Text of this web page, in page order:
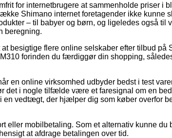
for internetbrugere at sammenholde priser i
Shimano internet foretagender ikke kunne
– til babyer og børn, og ligeledes også til
beregning.
besigtige flere online selskaber efter tilbud på
forinden du færdiggør din shopping,
en online virksomhed udbyder bedst i test
det i nogle tilfælde være et faresignal om en
en vedtægt, der hjælper dig som køber overfor
eller mobilbetaling. Som et alternativ kunne du
at afdrage betalingen over tid.